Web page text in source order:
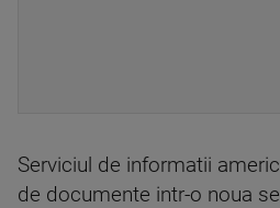
Serviciul de informatii
de documente intr-o noua